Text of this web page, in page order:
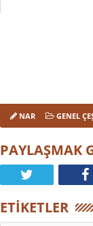
NAR GENEL
PAYLAŞMAK
ETIKETLER